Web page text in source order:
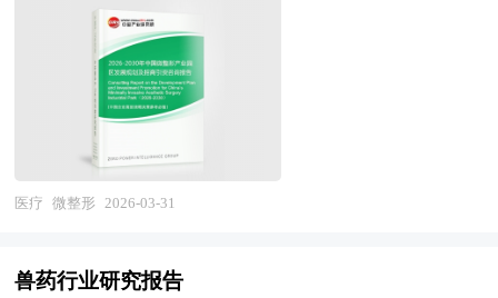
着新兴行业对传统行业的渗透、新兴行业在经济结
构中所占的比重越来越大，新兴产业将逐步取代煤
炭、钢铁、水泥、化工这些传统行业，成为经济发
展的主要驱动力量。 中研普华发布《2026-2030年
生物医药行业并购重组机会及投融资战略研究咨询
报告》由资深专家和研究人员通过周密的市场调
础上，通过相关市场研究的工具、理论和模型撰写
康产业正处于从"规模扩张"向"质量效益"转型、
从"医疗中心"向"健康中心"升级的关键攻坚期。经
过多年发展，我国已建成覆盖全民的基本医疗保障
体系，医药卫生体制改革持续深化，健康服务业、
健康养老业及健身休闲业快速崛起，互联网医疗、
智慧健康管理及精准营养等新业态蓬勃发展，部分
企业在基因检测、AI辅助诊断及健康管理平台方面
望"十五五"时期，中国大健康行业将迎来人口老龄
示交易及配套服务于一体，形成专业化、集群化的
产业生态体系。其本质是依托区域优势资源，打造
具有高附加值和强技术壁垒的医疗健康产业集群，
服务于日益增长的非手术类轻医美市场需求。 园
区内往往聚集了微整形医疗机构、医美器械与耗材
生产企业、生物技术研发机构、检测认证平台、专
机构，实现资源共享、信息互通和业务协同。同
医疗 微整形 2026-03-31
兽药行业研究报告